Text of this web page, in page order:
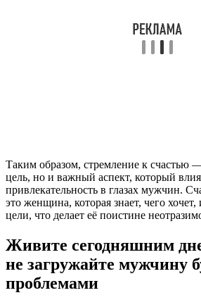
Таким образом, стремление к счастью
цель, но и важный аспект, который
привлекательность в глазах мужчин.
это женщина, которая знает, чего
цели, что делает её поистине
Живите сегодняшним
не загружайте мужчину
проблемами